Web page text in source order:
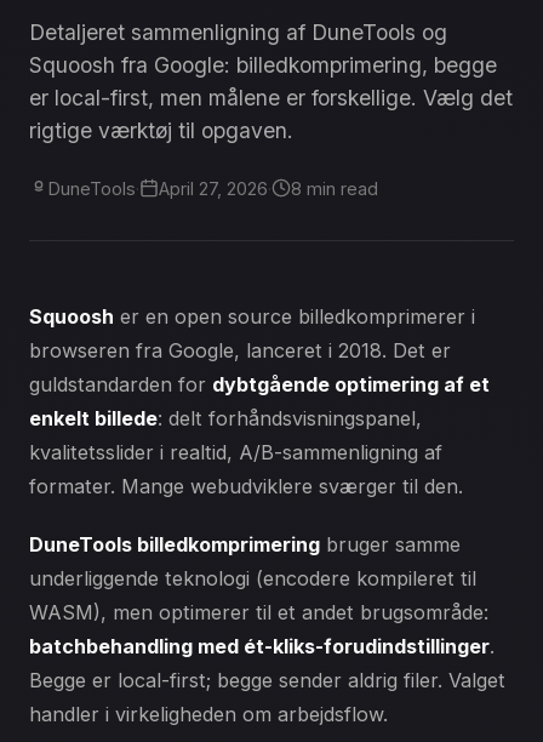
Detaljeret sammenligning af DuneTools og
Squoosh fra Google: billedkomprimering, begge
er local-first, men målene er forskellige. Vælg det
rigtige værktøj til opgaven.
DuneTools· April 27, 2026· 8 min read
Squoosh er en open source billedkomprimerer i
browseren fra Google, lanceret i 2018. Det er
guldstandarden for dybtgående optimering af et
enkelt billede: delt forhåndsvisningspanel,
kvalitetsslider i realtid, A/B-sammenligning af
formater. Mange webudviklere sværger til den.
DuneTools billedkomprimering bruger samme
underliggende teknologi (encodere kompileret til
WASM), men optimerer til et andet brugsområde:
batchbehandling med ét-kliks-forudindstillinger.
Begge er local-first; begge sender aldrig filer. Valget
handler i virkeligheden om arbejdsflow.